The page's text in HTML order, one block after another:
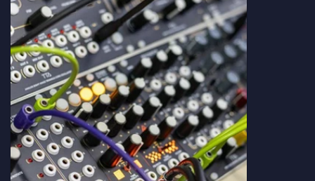
Goldenes Abendlicht mischte sich mit
Farbspots in Türkis, Lila und Blau – die
„Erdbeere" versank für ein paar Minuten in
einem verträumten Meer aus Musik und
Farbe, das man in einer Kleingartenanlage
einfach nicht erwartet.